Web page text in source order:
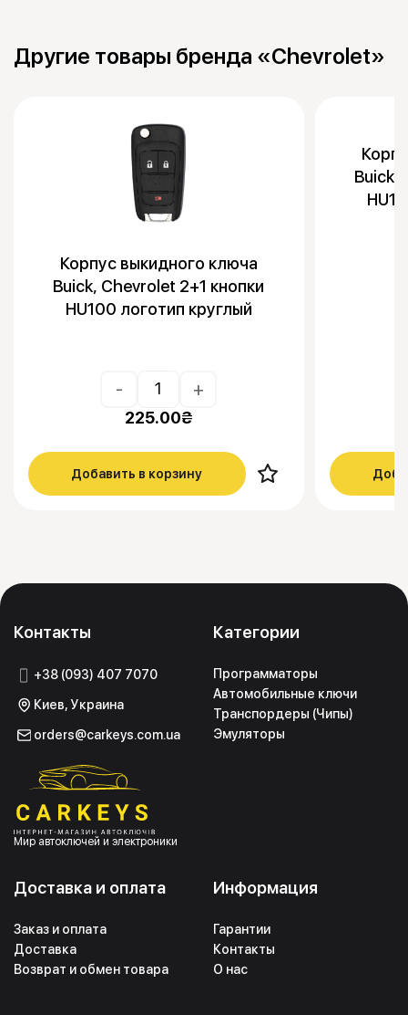
Другие товары бренда «Chevrolet»
Корпус выкидного ключа
Buick, Chevrolet 2+1 кнопки
HU100 логотип круглый
- +
225.00₴
Добавить в корзину
Buick,
Контакты
+38 (093) 407 7070
Киев, Украина
orders@carkeys.com.ua
Мир автоключей и электроники
Категории
Программаторы
Автомобильные ключи
Транспордеры (Чипы)
Эмуляторы
Информация
Гарантии
Контакты
О нас
Доставка и оплата
Заказ и оплата
Доставка
Возврат и обмен товара